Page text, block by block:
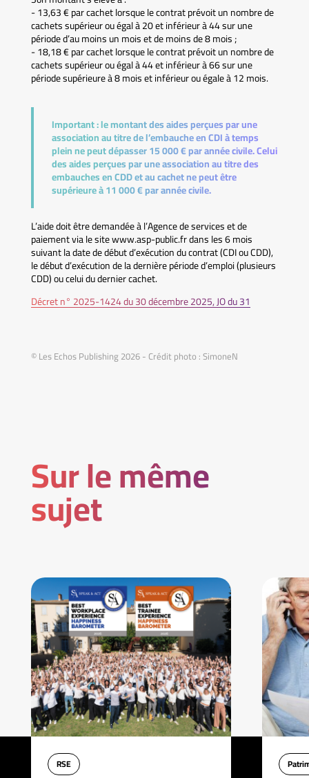
- 13,63 € par cachet lorsque le contrat prévoit un nombre de
cachets supérieur ou égal à 20 et inférieur à 44 sur une
période d’au moins un mois et de moins de 8 mois ;
- 18,18 € par cachet lorsque le contrat prévoit un nombre de
cachets supérieur ou égal à 44 et inférieur à 66 sur une
période supérieure à 8 mois et inférieur ou égale à 12 mois.
Important :le montant des aides perçues par une
association au titre de l’embauche en CDI à temps
plein ne peut dépasser 15 000 € par année civile. Celui
des aides perçues par une association au titre des
embauches en CDD et au cachet ne peut être
supérieure à 11 000 € par année civile.
L’aide doit être demandée à l’Agence de services et de
paiement via le site www.asp-public.fr dans les 6 mois
suivant la date de début d’exécution du contrat (CDI ou CDD),
le début d’exécution de la dernière période d’emploi (plusieurs
CDD) ou celui du dernier cachet.
Décret n° 2025-1424 du 30 décembre 2025, JO du 31
© Les Echos Publishing 2026 - Crédit photo : SimoneN
Sur le même
sujet
RSE